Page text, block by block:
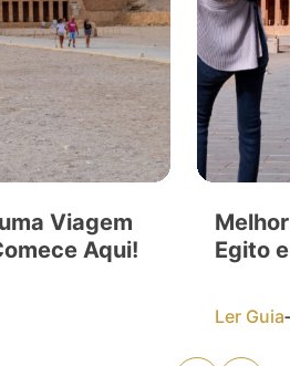
Viagem
Aqui!
Egito
Ler Guia